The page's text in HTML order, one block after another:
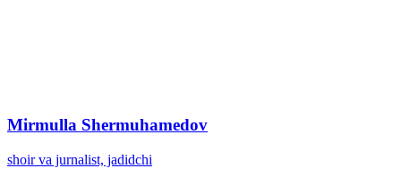
Mirmulla Shermuhamedov
shoir va jurnalist, jadidchi